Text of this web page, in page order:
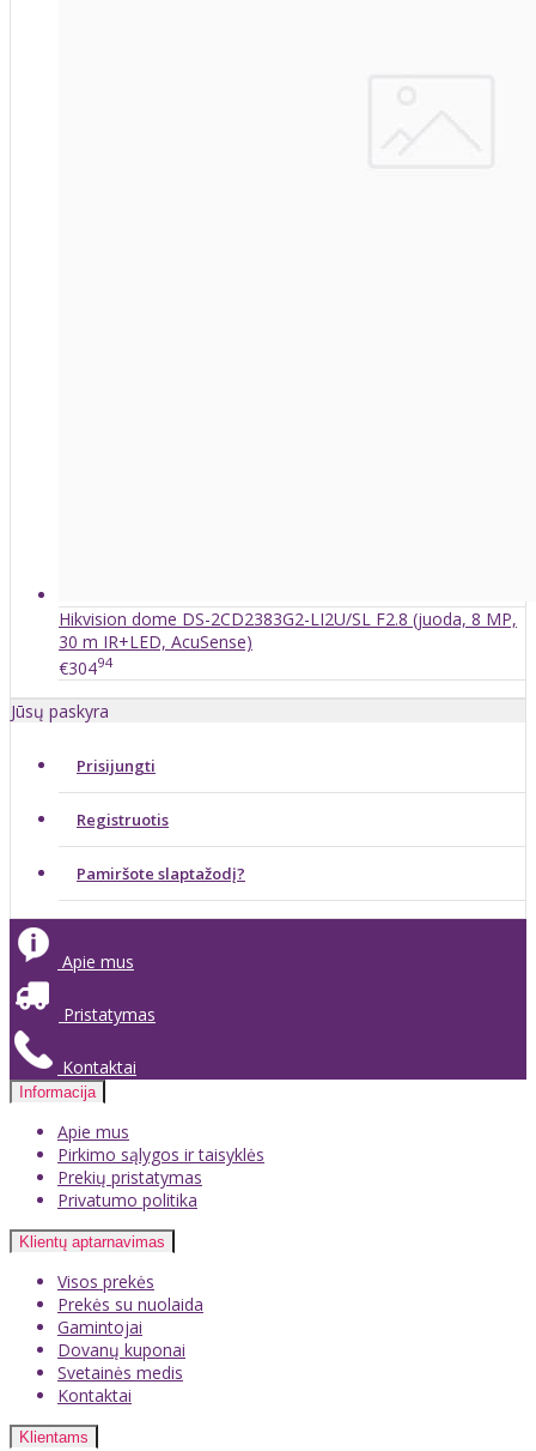
Hikvision dome DS-2CD2383G2-LI2U/SL F2.8 (juoda, 8 MP,
30 m IR+LED, AcuSense)
€30494
Jūsų paskyra
Prisijungti
Registruotis
Pamiršote slaptažodį?
Apie mus
Pristatymas
Kontaktai
Informacija
Apie mus
Pirkimo sąlygos ir taisyklės
Prekių pristatymas
Privatumo politika
Klientų aptarnavimas
Visos prekės
Prekės su nuolaida
Gamintojai
Dovanų kuponai
Svetainės medis
Kontaktai
Klientams